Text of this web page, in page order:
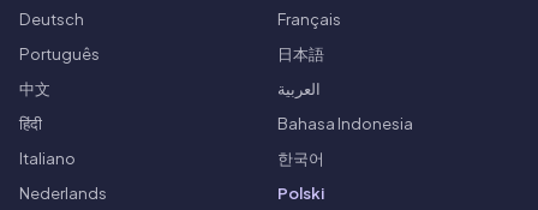
Deutsch
Français
Português
日本語
中文
العربية
हिंदी
Bahasa Indonesia
Italiano
한국어
Nederlands
Polski